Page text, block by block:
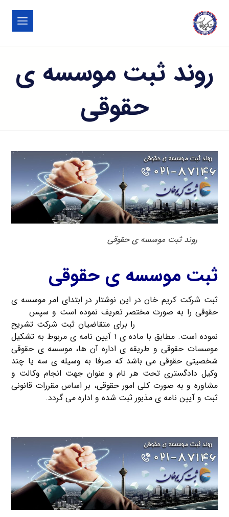
روند ثبت موسسه ی
حقوقی
روند ثبت موسسه ی حقوقی
ثبت موسسه ی حقوقی
ثبت شرکت کریم خان در این نوشتار در ابتدای امر موسسه ی
حقوقی را به صورت مختصر تعریف نموده است و سپس
را برای متقاضیان ثبت شرکت تشریح
نموده است. مطابق با ماده ی ۱ آیین نامه ی مربوط به تشکیل
موسسات حقوقی و طریقه ی اداره آن ها، موسسه ی حقوقی
شخصیتی حقوقی می باشد که صرفا به وسیله ی سه یا چند
وکیل دادگستری تحت هر نام و عنوان جهت انجام وکالت و
مشاوره و به صورت کلی امور حقوقی، بر اساس مقررات قانونی
ثبت و آیین نامه ی مذبور ثبت شده و اداره می گردد.